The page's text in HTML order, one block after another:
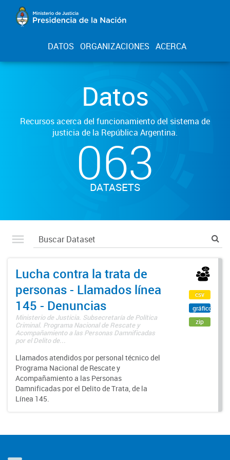
DATOS ORGANIZACIONES ACERCA
Datos
Recursos acerca del funcionamiento del sistema de
justicia de la República Argentina.
063
DATASETS
Lucha contra la trata de
personas - Llamados línea
145 - Denuncias
Ministerio de Justicia. Subsecretaría de Política
Criminal. Programa Nacional de Rescate y
Acompañamiento a las Personas Damnificadas
por el Delito de...
Llamados atendidos por personal técnico del
Programa Nacional de Rescate y
Acompañamiento a las Personas
Damnificadas por el Delito de Trata, de la
Línea 145.
csv
gráfico
zip